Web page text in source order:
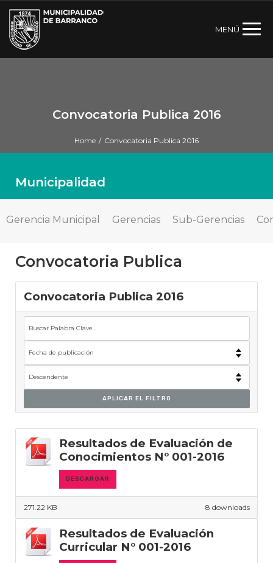
MENÚ
Convocatoria Publica 2016
Home / Convocatoria Publica 2016
Municipalidad
Gerencia Municipal Gerencias Sub-Gerencias
Convocatoria Publica
Convocatoria Publica 2016
APLICAR EL FILTRO
Resultados de Evaluación de
Conocimientos N° 001-2016
DESCARGAR
8 downloads
271.22 KB
Resultados de Evaluación
Curricular N° 001-2016